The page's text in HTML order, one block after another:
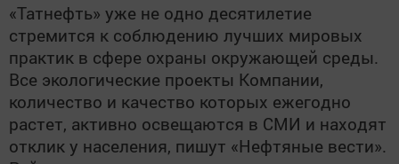
«Татнефть» уже не одно десятилетие
стремится к соблюдению лучших мировых
практик в сфере охраны окружающей среды.
Все экологические проекты Компании,
количество и качество которых ежегодно
растет, активно освещаются в СМИ и находят
отклик у населения, пишут «Нефтяные вести».